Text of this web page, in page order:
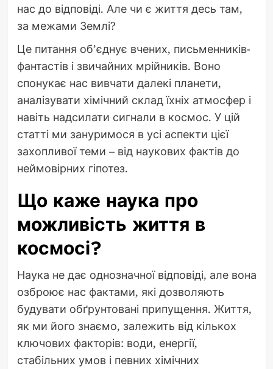
нас до відповіді. Але чи є життя десь там,
за межами Землі?
Це питання об’єднує вчених, письменників-
фантастів і звичайних мрійників. Воно
спонукає нас вивчати далекі планети,
аналізувати хімічний склад їхніх атмосфер і
навіть надсилати сигнали в космос. У цій
статті ми зануримося в усі аспекти цієї
захопливої теми – від наукових фактів до
неймовірних гіпотез.
Що каже наука про
можливість життя в
космосі?
Наука не дає однозначної відповіді, але вона
озброює нас фактами, які дозволяють
будувати обґрунтовані припущення. Життя,
як ми його знаємо, залежить від кількох
ключових факторів: води, енергії,
стабільних умов і певних хімічних